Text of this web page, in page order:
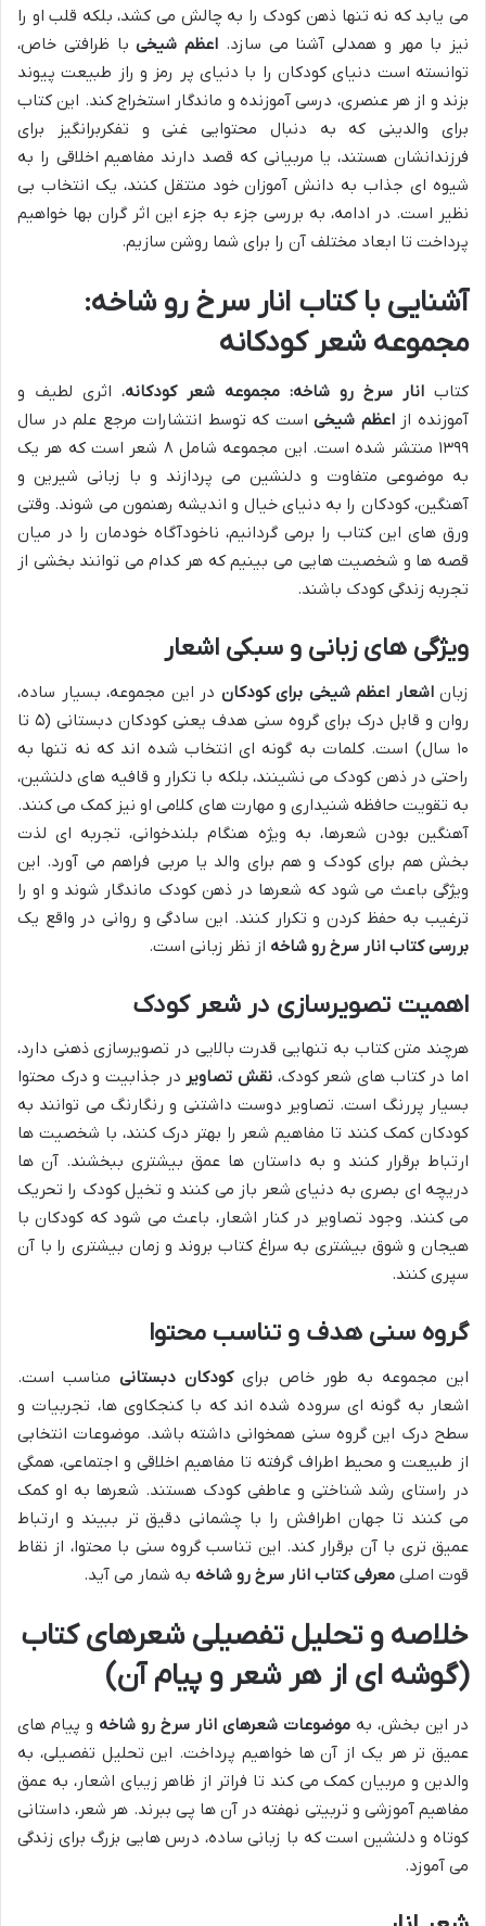
می یابد که نه تنها ذهن کودک را به چالش می کشد، بلکه قلب او را
نیز با مهر و همدلی آشنا می سازد. اعظم شیخیبا ظرافتی خاص،
توانسته است دنیای کودکان را با دنیای پر رمز و راز طبیعت پیوند
بزند و از هر عنصری، درسی آموزنده و ماندگار استخراج کند. این کتاب
برای والدینی که به دنبال محتوایی غنی و تفکربرانگیز برای
فرزندانشان هستند، یا مربیانی که قصد دارند مفاهیم اخلاقی را به
شیوه ای جذاب به دانش آموزان خود منتقل کنند، یک انتخاب بی
نظیر است. در ادامه، به بررسی جزء به جزء این اثر گران بها خواهیم
پرداخت تا ابعاد مختلف آن را برای شما روشن سازیم.
آشنایی با کتاب انار سرخ رو شاخه:
مجموعه شعر کودکانه
کتاب انار سرخ رو شاخه: مجموعه شعر کودکانه، اثری لطیف و
آموزنده ازاعظم شیخیاست که توسط انتشارات مرجع علم در سال
۱۳۹۹ منتشر شده است. این مجموعه شامل ۸ شعر است که هر یک
به موضوعی متفاوت و دلنشین می پردازند و با زبانی شیرین و
آهنگین، کودکان را به دنیای خیال و اندیشه رهنمون می شوند. وقتی
ورق های این کتاب را برمی گردانیم، ناخودآگاه خودمان را در میان
قصه ها و شخصیت هایی می بینیم که هر کدام می توانند بخشی از
تجربه زندگی کودک باشند.
ویژگی های زبانی و سبکی اشعار
زباناشعار اعظم شیخی برای کودکان در این مجموعه، بسیار ساده،
روان و قابل درک برای گروه سنی هدف یعنی کودکان دبستانی (۵ تا
۱۰ سال) است. کلمات به گونه ای انتخاب شده اند که نه تنها به
راحتی در ذهن کودک می نشینند، بلکه با تکرار و قافیه های دلنشین،
به تقویت حافظه شنیداری و مهارت های کلامی او نیز کمک می کنند.
آهنگین بودن شعرها، به ویژه هنگام بلندخوانی، تجربه ای لذت
بخش هم برای کودک و هم برای والد یا مربی فراهم می آورد. این
ویژگی باعث می شود که شعرها در ذهن کودک ماندگار شوند و او را
ترغیب به حفظ کردن و تکرار کنند. این سادگی و روانی در واقع یک
بررسی کتاب انار سرخ رو شاخه از نظر زبانی است.
اهمیت تصویرسازی در شعر کودک
هرچند متن کتاب به تنهایی قدرت بالایی در تصویرسازی ذهنی دارد،
اما در کتاب های شعر کودک، نقش تصاویر در جذابیت و درک محتوا
بسیار پررنگ است. تصاویر دوست داشتنی و رنگارنگ می توانند به
کودکان کمک کنند تا مفاهیم شعر را بهتر درک کنند، با شخصیت ها
ارتباط برقرار کنند و به داستان ها عمق بیشتری ببخشند. آن ها
دریچه ای بصری به دنیای شعر باز می کنند و تخیل کودک را تحریک
می کنند. وجود تصاویر در کنار اشعار، باعث می شود که کودکان با
هیجان و شوق بیشتری به سراغ کتاب بروند و زمان بیشتری را با آن
سپری کنند.
گروه سنی هدف و تناسب محتوا
این مجموعه به طور خاص برایکودکان دبستانیمناسب است.
اشعار به گونه ای سروده شده اند که با کنجکاوی ها، تجربیات و
سطح درک این گروه سنی همخوانی داشته باشد. موضوعات انتخابی
از طبیعت و محیط اطراف گرفته تا مفاهیم اخلاقی و اجتماعی، همگی
در راستای رشد شناختی و عاطفی کودک هستند. شعرها به او کمک
می کنند تا جهان اطرافش را با چشمانی دقیق تر ببیند و ارتباط
عمیق تری با آن برقرار کند. این تناسب گروه سنی با محتوا، از نقاط
قوت اصلی معرفی کتاب انار سرخ رو شاخه به شمار می آید.
خلاصه و تحلیل تفصیلی شعرهای کتاب
(گوشه ای از هر شعر و پیام آن)
در این بخش، به موضوعات شعرهای انار سرخ رو شاخه و پیام های
عمیق تر هر یک از آن ها خواهیم پرداخت. این تحلیل تفصیلی، به
والدین و مربیان کمک می کند تا فراتر از ظاهر زیبای اشعار، به عمق
مفاهیم آموزشی و تربیتی نهفته در آن ها پی ببرند. هر شعر، داستانی
کوتاه و دلنشین است که با زبانی ساده، درس هایی بزرگ برای زندگی
می آموزد.